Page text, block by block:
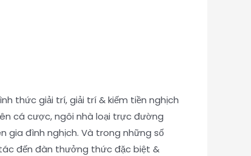
thức giải trí, giải trí & kiếm tiền nghịch
cá cược, ngôi nhà loại trực đường
gia đình nghịch. Và trong những số
đến đàn thưởng thức đặc biệt &